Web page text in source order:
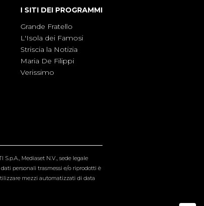
I SITI DEI PROGRAMMI
Grande Fratello
L'Isola dei Famosi
Striscia la Notizia
Maria De Filippi
Verissimo
Mediaset N.V., sede legale
personali trasmessi e/o riprodotti è
mezzi automatizzati di data